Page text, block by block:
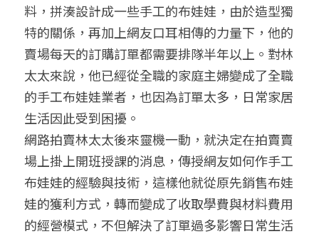
料，拼湊設計成一些手工的布娃娃，由於造型獨
特的關係，再加上網友口耳相傳的力量下，他的
賣場每天的訂購訂單都需要排隊半年以上。對林
太太來說，他已經從全職的家庭主婦變成了全職
的手工布娃娃業者，也因為訂單太多，日常家居
生活因此受到困擾。
網路拍賣林太太後來靈機一動，就決定在拍賣賣
場上掛上開班授課的消息，傳授網友如何作手工
布娃娃的經驗與技術，這樣他就從原先銷售布娃
娃的獲利方式，轉而變成了收取學費與材料費用
的經營模式，不但解決了訂單過多影響日常生活